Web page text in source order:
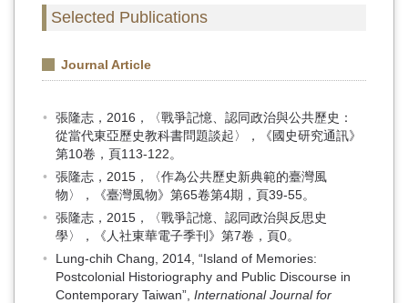
Selected Publications
Journal Article
張隆志，2016，〈戰爭記憶、認同政治與公共歷史：
從當代東亞歷史教科書問題談起〉，《國史研究通訊》
第10卷，頁113-122。
張隆志，2015，〈作為公共歷史新典範的臺灣風
物〉，《臺灣風物》第65卷第4期，頁39-55。
張隆志，2015，〈戰爭記憶、認同政治與反思史
學〉，《人社東華電子季刊》第7卷，頁0。
Lung-chih Chang, 2014, “Island of Memories:
Postcolonial Historiography and Public Discourse in
Contemporary Taiwan”, International Journal for